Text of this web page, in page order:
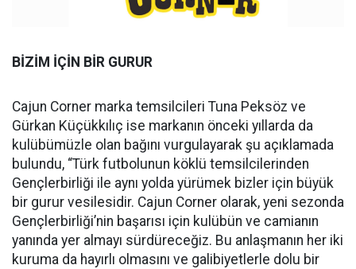
BİZİM İÇİN BİR GURUR
Cajun Corner marka temsilcileri Tuna Peksöz ve
Gürkan Küçükkılıç ise markanın önceki yıllarda da
kulübümüzle olan bağını vurgulayarak şu açıklamada
bulundu, “Türk futbolunun köklü temsilcilerinden
Gençlerbirliği ile aynı yolda yürümek bizler için büyük
bir gurur vesilesidir. Cajun Corner olarak, yeni sezonda
Gençlerbirliği’nin başarısı için kulübün ve camianın
yanında yer almayı sürdüreceğiz. Bu anlaşmanın her iki
kuruma da hayırlı olmasını ve galibiyetlerle dolu bir